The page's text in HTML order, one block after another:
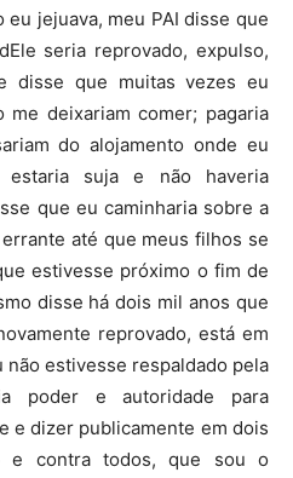
eu jejuava, meu PAI disse que
seria reprovado, expulso,
disse que muitas vezes eu
me deixariam comer; pagaria
do alojamento onde eu
estaria suja e não haveria
que eu caminharia sobre a
até que meus filhos se
estivesse próximo o fim de
disse há dois mil anos que
reprovado, está em
não estivesse respaldado pela
poder e autoridade para
e dizer publicamente em dois
e contra todos, que sou o